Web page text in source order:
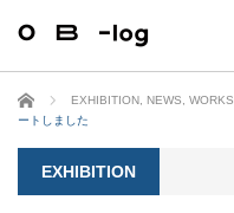
ホーム EXHIBITION NEWS WORKS
ートしました
EXHIBITION